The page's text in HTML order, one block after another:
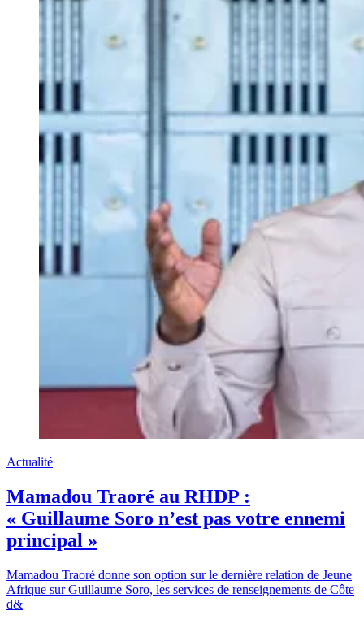
Actualité
Mamadou Traoré au RHDP :
« Guillaume Soro n’est pas votre ennemi
principal »
Mamadou Traoré donne son option sur le dernière relation de Jeune
Afrique sur Guillaume Soro, les services de renseignements de Côte
d&